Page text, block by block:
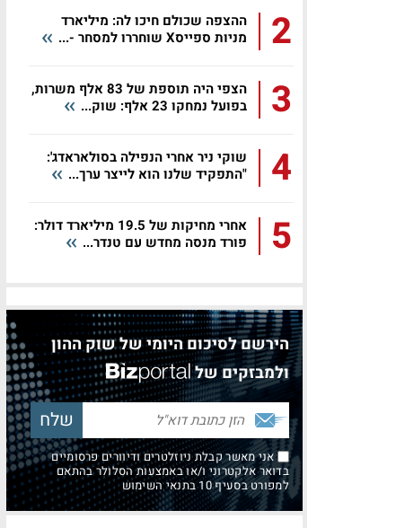
2
ההצפה שכולם חיכו לה: מיליארד
מניות ספייסX שוחררו למסחר -...
3
הצפי היה תוספת של 83 אלף משרות,
בפועל נמחקו 23 אלף: שוק...
4
שוקי ניר אחרי הנפילה בסולאראדג':
"התפקיד שלנו הוא לייצר ערך...
5
אחרי מחיקות של 19.5 מיליארד דולר:
פורד מנסה מחדש עם טנדר...
הירשם לסיכום היומי של שוק ההון
ולמבזקים של
אני מאשר קבלת ניוזלטרים ודיוורים פרסומיים
בדואר אלקטרוני ו/או באמצעות הסלולר בהתאם
למפורט בסעיף 10 בתנאי השימוש